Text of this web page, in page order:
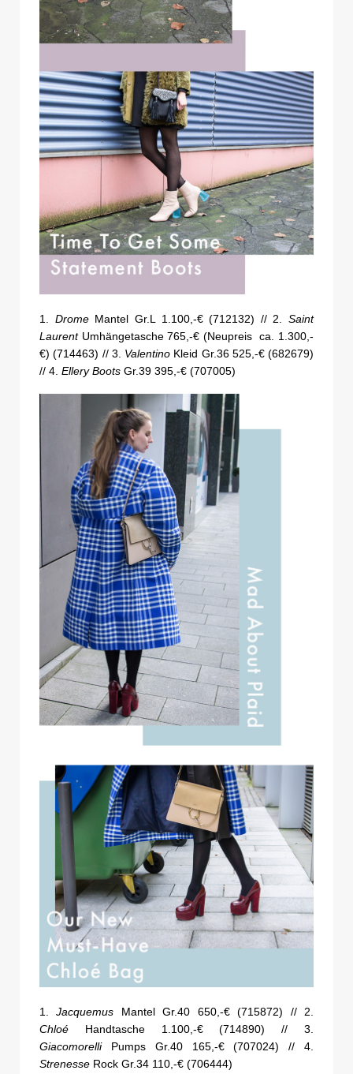
1. DromeMantel Gr.L 1.100,-€ (712132) // 2. Saint
LaurentUmhängetasche 765,-€ (Neupreis ca. 1.300,-
€) (714463) // 3. Valentino Kleid Gr.36 525,-€ (682679)
// 4. Ellery Boots Gr.39 395,-€ (707005)
1.Jacquemus Mantel Gr.40 650,-€ (715872) // 2.
Chloé Handtasche 1.100,-€ (714890) // 3.
Giacomorelli Pumps Gr.40 165,-€ (707024) // 4.
Strenesse Rock Gr.34 110,-€ (706444)